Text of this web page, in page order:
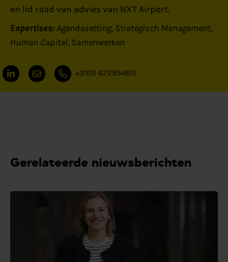
en lid raad van advies van NXT Airport.
Expertises:Agendasetting Strategisch Management
Human Capital Samenwerken
+31(0) 622954815
Gerelateerde nieuwsberichten